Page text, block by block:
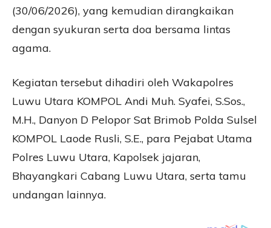
(30/06/2026), yang kemudian dirangkaikan
dengan syukuran serta doa bersama lintas
agama.
Kegiatan tersebut dihadiri oleh Wakapolres
Luwu Utara KOMPOL Andi Muh. Syafei, S.Sos.,
M.H., Danyon D Pelopor Sat Brimob Polda Sulsel
KOMPOL Laode Rusli, S.E., para Pejabat Utama
Polres Luwu Utara, Kapolsek jajaran,
Bhayangkari Cabang Luwu Utara, serta tamu
undangan lainnya.